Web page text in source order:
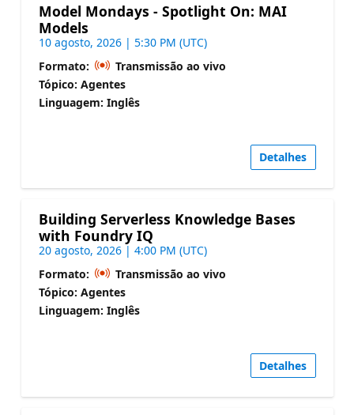
Model Mondays - Spotlight On: MAI
Models
10 agosto, 2026 | 5:30 PM (UTC)
Formato:
Transmissão ao vivo
Tópico: Agentes
Linguagem: Inglês
Detalhes
Building Serverless Knowledge Bases
with Foundry IQ
20 agosto, 2026 | 4:00 PM (UTC)
Formato:
Transmissão ao vivo
Tópico: Agentes
Linguagem: Inglês
Detalhes